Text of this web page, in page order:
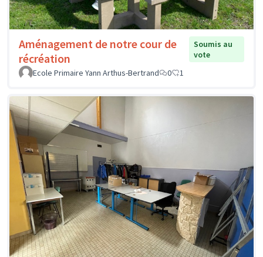
Aménagement de notre cour de
récréation
Soumis au
vote
Ecole Primaire Yann Arthus-Bertrand
0 1